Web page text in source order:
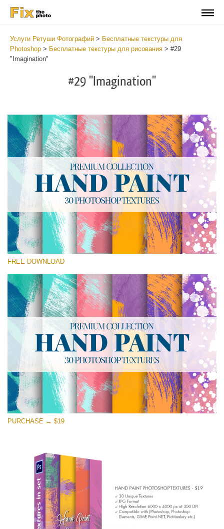
Услуги Ретуши Фотографий > Бесплатные текстуры для
Photoshop > Бесплатные текстуры для рисования > #29
"Imagination"
#29 "Imagination"
Выберите Вариант
Hand Painted
(30 Textures)
Large 6000*4000px
Entire Collection
(1783 Overlays)
Large 6000*4000px
Скачать Бесплатно
FREE DOWNLOAD
PURCHASE → $19